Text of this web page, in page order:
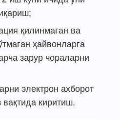
қилинмаган ва
ҳайвонларга
зарур чораларни
электрон ахборот
вақтида киритиш.